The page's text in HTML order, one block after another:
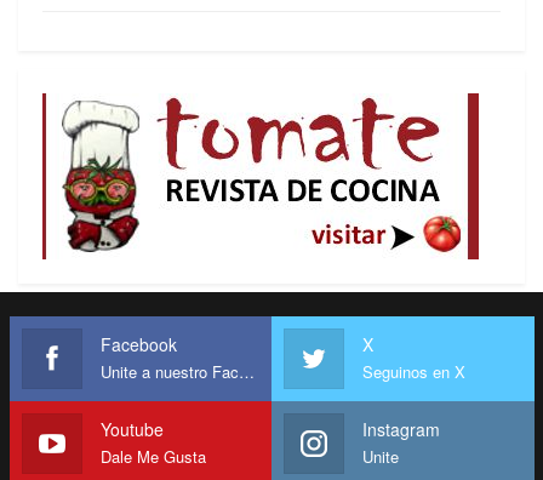
Facebook
Unite a nuestro Facebook
X
Seguinos en X
Youtube
Dale Me Gusta
Instagram
Unite